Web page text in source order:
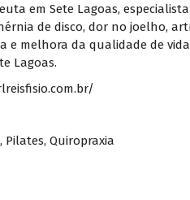
em Sete Lagoas,
de disco, dor no joelho,
e melhora da qualidade de
Lagoas.
, Pilates, Quiropraxia